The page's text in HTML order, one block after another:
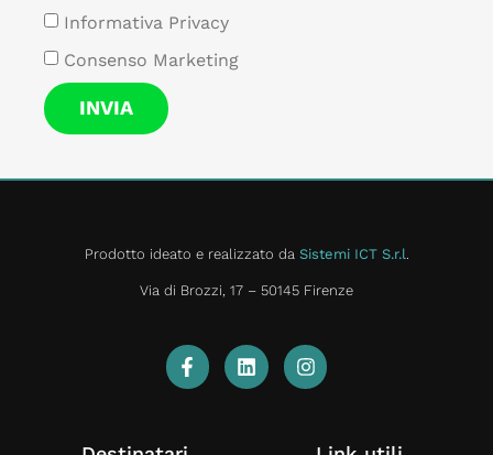
Informativa Privacy
Consenso Marketing
INVIA
Prodotto ideato e realizzato da Sistemi ICT S.r.l
Via di Brozzi, 17 – 50145 Firenze